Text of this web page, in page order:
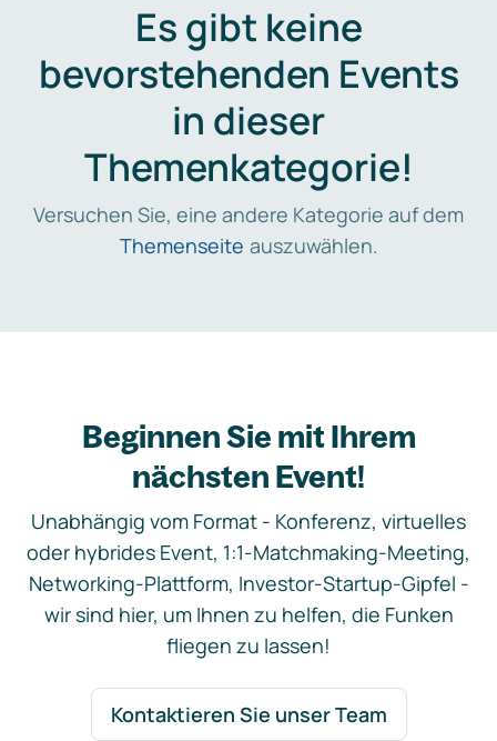
Es gibt keine
bevorstehenden Events
in dieser
Themenkategorie!
Versuchen Sie, eine andere Kategorie auf dem
Themenseite auszuwählen.
Beginnen Sie mit Ihrem
nächsten Event!
Unabhängig vom Format - Konferenz, virtuelles
oder hybrides Event, 1:1-Matchmaking-Meeting,
Networking-Plattform, Investor-Startup-Gipfel -
wir sind hier, um Ihnen zu helfen, die Funken
fliegen zu lassen!
Kontaktieren Sie unser Team